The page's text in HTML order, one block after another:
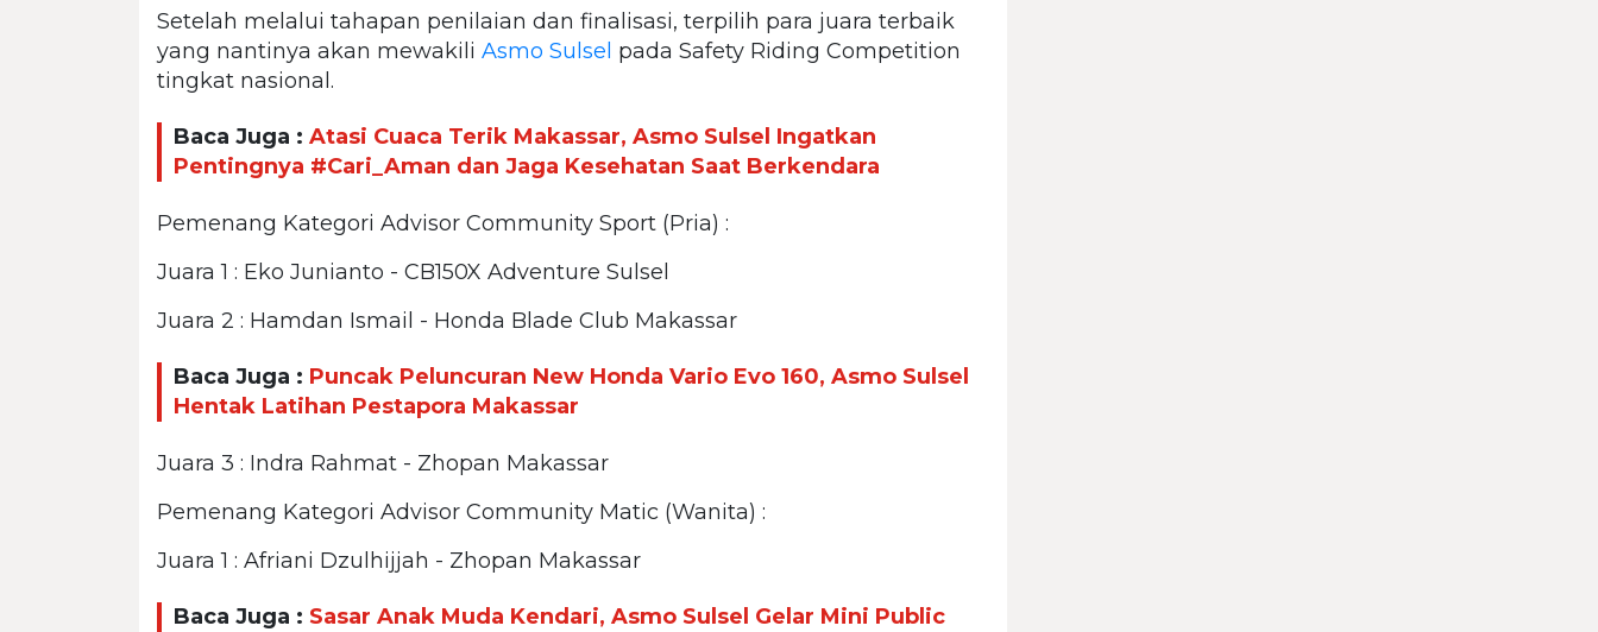
Setelah melalui tahapan penilaian dan finalisasi, terpilih para juara terbaik
yang nantinya akan mewakili Asmo Sulsel pada Safety Riding Competition
tingkat nasional.
Baca Juga : Atasi Cuaca Terik Makassar, Asmo Sulsel Ingatkan
Pentingnya #Cari_Aman dan Jaga Kesehatan Saat Berkendara
Pemenang Kategori Advisor Community Sport (Pria) :
Juara 1 : Eko Junianto - CB150X Adventure Sulsel
Juara 2 : Hamdan Ismail - Honda Blade Club Makassar
Baca Juga : Puncak Peluncuran New Honda Vario Evo 160, Asmo Sulsel
Hentak Latihan Pestapora Makassar
Juara 3 : Indra Rahmat - Zhopan Makassar
Pemenang Kategori Advisor Community Matic (Wanita) :
Juara 1 : Afriani Dzulhijjah - Zhopan Makassar
Baca Juga : Sasar Anak Muda Kendari, Asmo Sulsel Gelar Mini Public